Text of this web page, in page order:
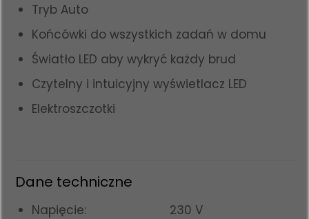
Tryb Auto
Końcówki do wszystkich zadań w domu
Światło LED aby wykryć każdy brud
Czytelny i intuicyjny wyświetlacz LED
Elektroszczotki
Dane techniczne
Napięcie:
230 V